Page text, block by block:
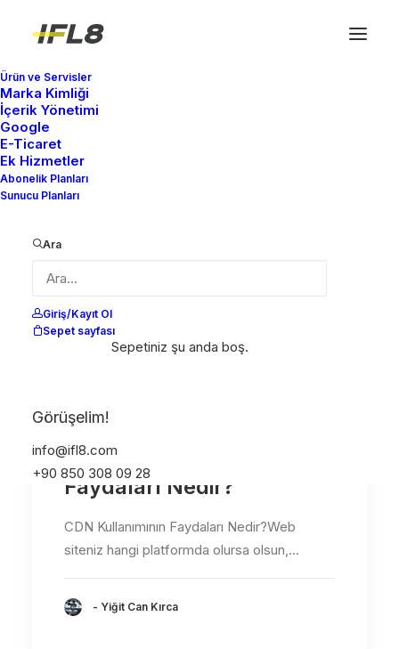
Ürün ve Servisler
Marka Kimliği
İçerik Yönetimi
Google
E-Ticaret
Ek Hizmetler
Abonelik Planları
Sunucu Planları
Ara
Giriş/Kayıt Ol
Sepet sayfası
Sepetiniz şu anda boş.
Görüşelim!
info@ifl8.com
+90 850 308 09 28
CDN Kullanımının
Faydaları Nedir?
CDN Kullanımının Faydaları Nedir?Web
siteniz hangi platformda olursa olsun,…
- Yiğit Can Kırca